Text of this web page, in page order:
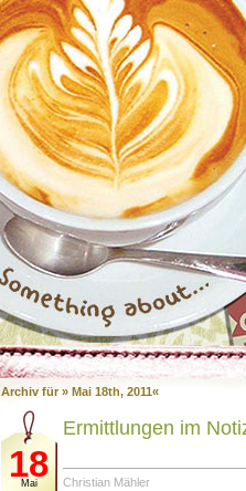
Archiv für » Mai 18th, 2011«
18
Mai
Ermittlungen im
Christian Mähler